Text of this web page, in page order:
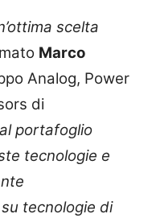
scelta
Marco
Analog, Power
di
portafoglio
tecnologie e
tecnologie di